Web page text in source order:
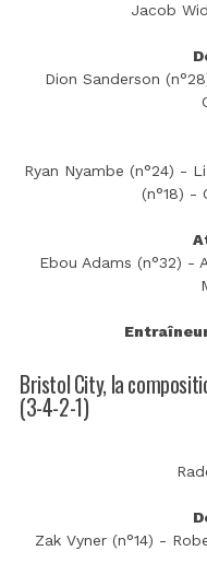
Jacob
Dion Sanderson
Ryan Nyambe (n°24) -
(n°18) -
Ebou Adams (n°32) -
Bristol City, la
(3-4-2-1)
Zak Vyner (n°14) -